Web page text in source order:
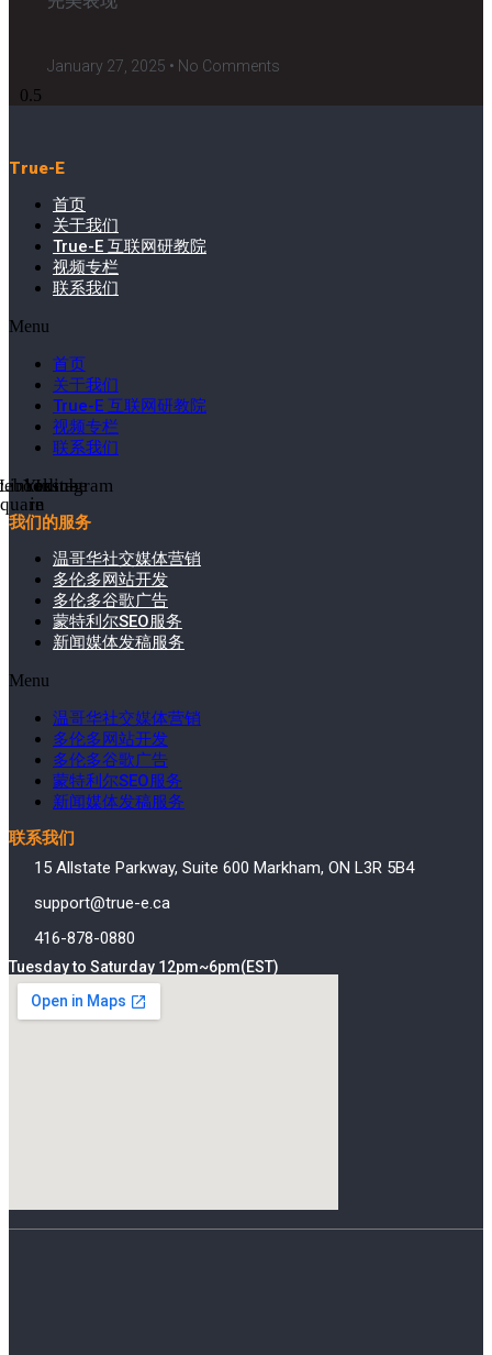
January 27, 2025 No Comments
True-E
首页
关于我们
True-E 互联网研教院
视频专栏
联系我们
Menu
首页
关于我们
True-E 互联网研教院
视频专栏
联系我们
in
Youtube
Instagram
我们的服务
温哥华社交媒体营销
多伦多网站开发
多伦多谷歌广告
蒙特利尔SEO服务
新闻媒体发稿服务
Menu
温哥华社交媒体营销
多伦多网站开发
多伦多谷歌广告
蒙特利尔SEO服务
新闻媒体发稿服务
联系我们
15 Allstate Parkway, Suite 600 Markham, ON L3R 5B4
support@true-e.ca
416-878-0880
Tuesday to Saturday 12pm~6pm(EST)